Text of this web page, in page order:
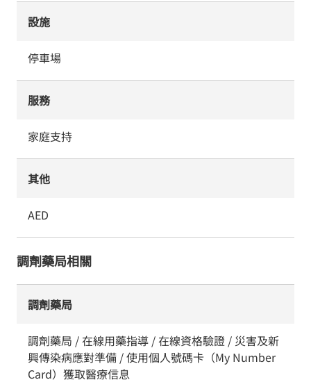
設施
停車場
服務
家庭支持
其他
AED
調劑藥局相關
調劑藥局
調劑藥局 / 在線用藥指導 / 在線資格驗證 / 災害及新
興傳染病應對準備 / 使用個人號碼卡（My Number
Card）獲取醫療信息